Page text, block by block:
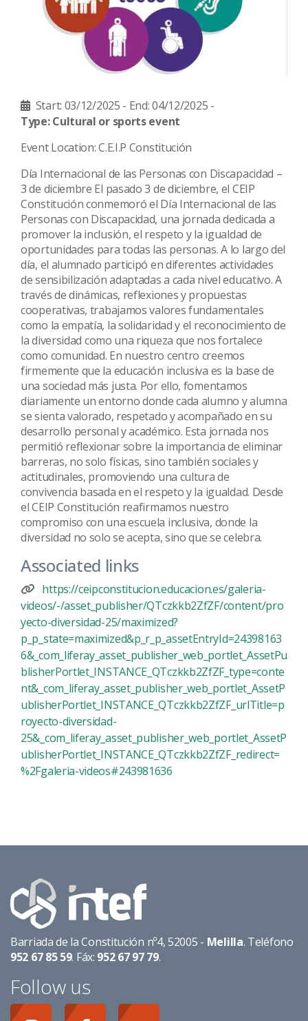
Start: 03/12/2025 - End: 04/12/2025 -
Type: Cultural or sports event
Event Location: C.E.I.P Constitución
Día Internacional de las Personas con Discapacidad –
3 de diciembre El pasado 3 de diciembre, el CEIP
Constitución conmemoró el Día Internacional de las
Personas con Discapacidad, una jornada dedicada a
promover la inclusión, el respeto y la igualdad de
oportunidades para todas las personas. A lo largo del
día, el alumnado participó en diferentes actividades
de sensibilización adaptadas a cada nivel educativo. A
través de dinámicas, reflexiones y propuestas
cooperativas, trabajamos valores fundamentales
como la empatía, la solidaridad y el reconocimiento de
la diversidad como una riqueza que nos fortalece
como comunidad. En nuestro centro creemos
firmemente que la educación inclusiva es la base de
una sociedad más justa. Por ello, fomentamos
diariamente un entorno donde cada alumno y alumna
se sienta valorado, respetado y acompañado en su
desarrollo personal y académico. Esta jornada nos
permitió reflexionar sobre la importancia de eliminar
barreras, no solo físicas, sino también sociales y
actitudinales, promoviendo una cultura de
convivencia basada en el respeto y la igualdad. Desde
el CEIP Constitución reafirmamos nuestro
compromiso con una escuela inclusiva, donde la
diversidad no solo se acepta, sino que se celebra.
Associated links
https://ceipconstitucion.educacion.es/galeria-
videos/-/asset_publisher/QTczkkb2ZfZF/content/pro
yecto-diversidad-25/maximized?
p_p_state=maximized&p_r_p_assetEntryId=24398163
6&_com_liferay_asset_publisher_web_portlet_AssetPu
blisherPortlet_INSTANCE_QTczkkb2ZfZF_type=conte
nt&_com_liferay_asset_publisher_web_portlet_AssetP
ublisherPortlet_INSTANCE_QTczkkb2ZfZF_urlTitle=p
royecto-diversidad-
25&_com_liferay_asset_publisher_web_portlet_AssetP
ublisherPortlet_INSTANCE_QTczkkb2ZfZF_redirect=
%2Fgaleria-videos#243981636
Barriada de la Constitución nº4, 52005 - Melilla. Teléfono
952 67 85 59. Fáx: 952 67 97 79.
Follow us